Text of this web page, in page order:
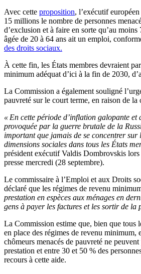
Avec cette proposition, l’exécutif
15 millions le nombre de personnes
d’exclusion et à faire en sorte qu’au
âgée de 20 à 64 ans ait un emploi,
des droits sociaux.
À cette fin, les États membres devraient
minimum adéquat d’ici à la fin de 2030,
La Commission a également souligné
pauvreté sur le court terme, en raison de la
« En cette période d’inflation galopante et
provoquée par la guerre brutale de la
important que jamais de se concentrer sur
dimensions sociales dans tous les États
président exécutif Valdis Dombrovskis lors
presse mercredi (28 septembre).
Le commissaire à l’Emploi et aux Droits
déclaré que les régimes de revenu
prestation en espèces aux ménages en
gens à payer les factures et les sortir de la
La Commission estime que, bien que tous
en place des régimes de revenu minimum,
chômeurs menacés de pauvreté ne
prestation et entre 30 et 50 % des
recours à cette aide.